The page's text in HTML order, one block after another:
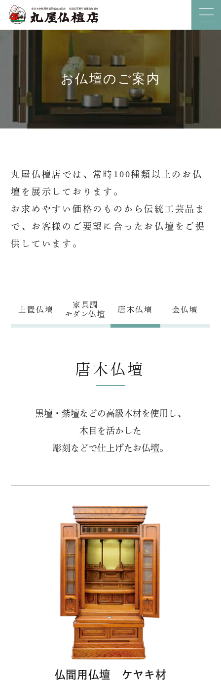
お仏壇のご案内
丸屋仏檀店では、常時100種類以上のお仏
壇を展示しております。
お求めやすい価格のものから伝統工芸品ま
で、 お客様のご要望に合ったお仏壇をご提
供しています。
上置仏壇
家具調
モダン仏壇
唐木仏壇 金仏壇
唐木仏壇
黒壇・紫壇などの高級木材を使用し、
木目を活かした
彫刻などで仕上げたお仏壇。
仏間用仏壇 ケヤキ材